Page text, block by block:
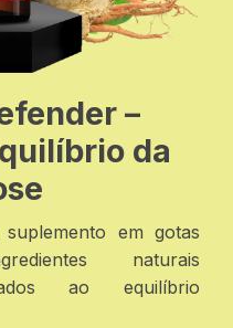
–
da
em gotas
naturais
ao equilíbrio